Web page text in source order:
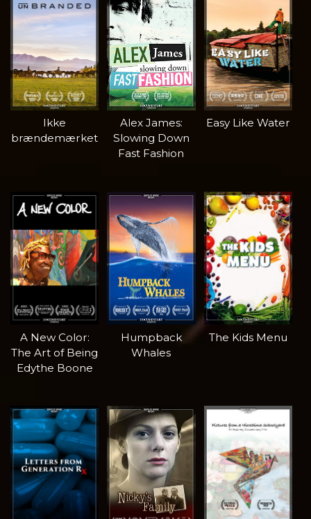
Ikke
brændemærket
Alex James:
Slowing Down
Fast Fashion
Easy Like Water
A New Color:
The Art of Being
Edythe Boone
Humpback
Whales
The Kids Menu